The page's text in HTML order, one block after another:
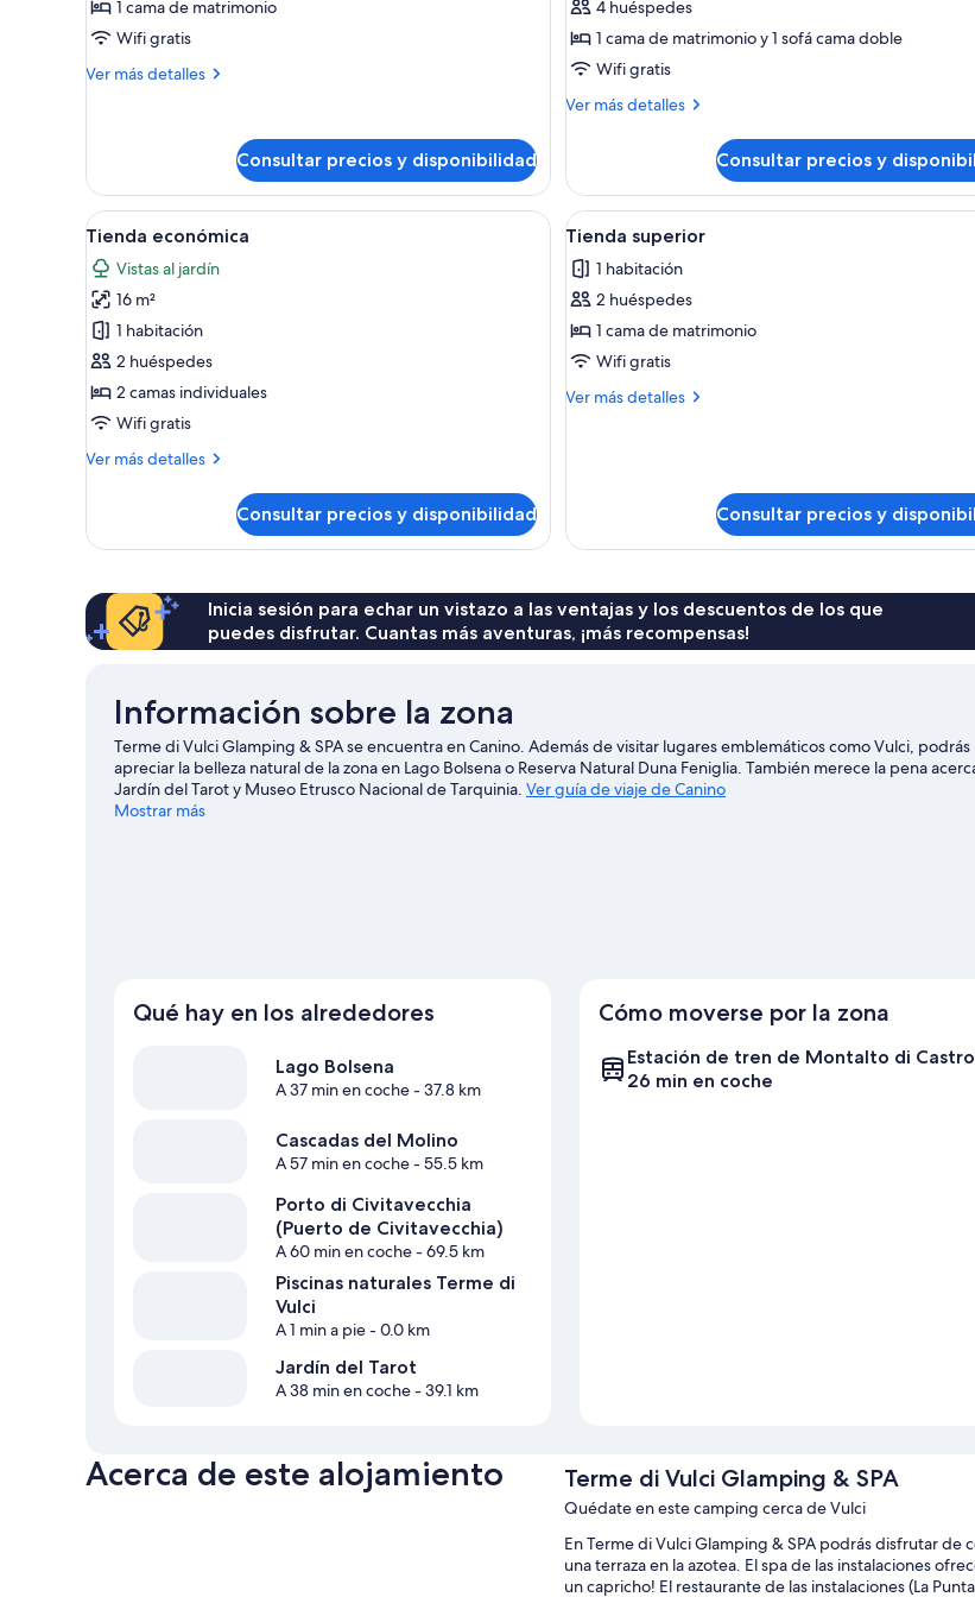
Confort
1 cama de matrimonio
Wifi gratis
Ver más detalles
Más
Consultar precios y disponibilidad
Deluxe
4 huéspedes
1 cama de matrimonio y 1 sofá cama doble
Wifi gratis
Ver más detalles
Más
Deluxe
Consultar precios y
Abrir
todas
las
fotos
de
Tienda
económica
Una carpa con dos camas, un cesto colgante y un espejo circular.
5
Tienda económica
Vistas al jardín
16 m²
1 habitación
2 huéspedes
2 camas individuales
Wifi gratis
Ver más detalles
Más
económica
Consultar precios y disponibilidad
Abrir
todas
las
fotos
de
Tienda
superior
Una habitación con
4
Tienda superior
1 habitación
2 huéspedes
1 cama de matrimonio
Wifi gratis
Ver más detalles
Más
Consultar precios y
Inicia sesión para echar un vistazo a las ventajas y los descuentos de los que
puedes disfrutar. Cuantas más aventuras, ¡más recompensas!
Información sobre la zona
Terme di Vulci Glamping & SPA se encuentra en Canino. Además de visitar lugares emblemáticos como Vulci, podrás
apreciar la belleza natural de la zona en Lago Bolsena o Reserva Natural Duna Feniglia. También merece la pena
Jardín del Tarot y Museo Etrusco Nacional de Tarquinia. Ver guía de viaje de Canino
Mostrar más
Qué hay en los alrededores
Lago Bolsena
A 37 min en coche- 37.8 km
Cascadas del Molino
A 57 min en coche- 55.5 km
Porto di Civitavecchia
(Puerto de Civitavecchia)
A 60 min en coche- 69.5 km
Piscinas naturales Terme di
Vulci
A 1 min a pie- 0.0 km
Jardín del Tarot
A 38 min en coche- 39.1 km
Cómo moverse por la zona
Estación de tren de Montalto di
26 min en coche
Acerca de este alojamiento Terme di Vulci Glamping & SPA
Quédate en este camping cerca de Vulci
En Terme di Vulci Glamping & SPA podrás disfrutar
una terraza en la azotea. El spa de las instalaciones
un capricho! El restaurante de las instalaciones (La